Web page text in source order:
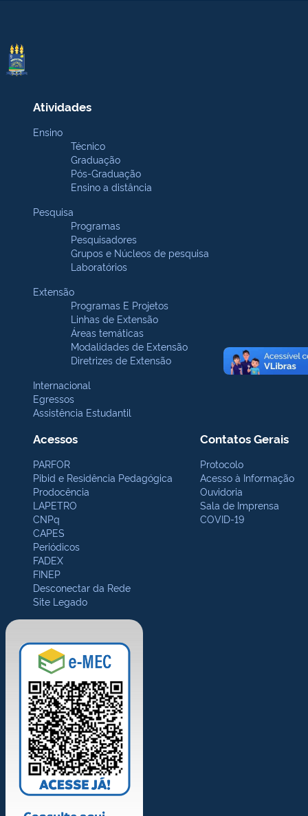
Atividades
Ensino
Técnico
Graduação
Pós-Graduação
Ensino a distância
Pesquisa
Programas
Pesquisadores
Grupos e Núcleos de pesquisa
Laboratórios
Extensão
Programas E Projetos
Linhas de Extensão
Áreas temáticas
Modalidades de Extensão
Diretrizes de Extensão
Internacional
Egressos
Assistência Estudantil
Acessos
PARFOR
Pibid e Residência Pedagógica
Prodocência
LAPETRO
CNPq
CAPES
Periódicos
FADEX
FINEP
Desconectar da Rede
Site Legado
Contatos Gerais
Protocolo
Acesso à Informação
Ouvidoria
Sala de Imprensa
COVID-19